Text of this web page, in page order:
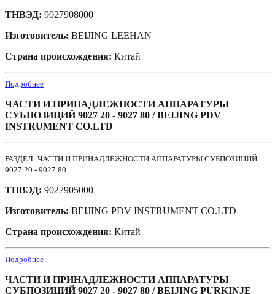
ТНВЭД: 9027908000
Изготовитель: BEIJING LEEHAN
Страна происхождения: Китай
Подробнее
ЧАСТИ И ПРИНАДЛЕЖНОСТИ АППАРАТУРЫ
СУБПОЗИЦИЙ 9027 20 - 9027 80 / BEIJING PDV
INSTRUMENT CO.LTD
РАЗДЕЛ: ЧАСТИ И ПРИНАДЛЕЖНОСТИ АППАРАТУРЫ СУБПОЗИЦИЙ
9027 20 - 9027 80...
ТНВЭД: 9027905000
Изготовитель: BEIJING PDV INSTRUMENT CO.LTD
Страна происхождения: Китай
Подробнее
ЧАСТИ И ПРИНАДЛЕЖНОСТИ АППАРАТУРЫ
СУБПОЗИЦИЙ 9027 20 - 9027 80 / BEIJING PURKINJE